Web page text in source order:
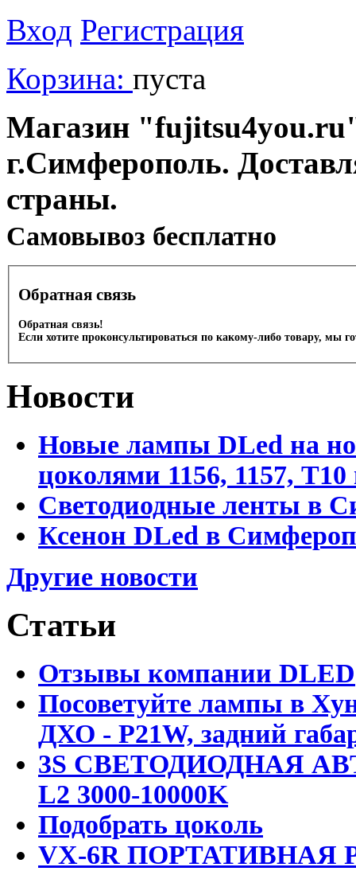
Вход Регистрация
Корзина: пуста
Магазин
г.Симферополь.
страны.
Cамовывоз бесплатно
Обратная связь
Обратная связь!
Если хотите проконсультироваться по какому-либо товару, мы
Новости
Новые лампы DLed на
цоколями 1156, 1157,
Светодиодные ленты в
Ксенон DLed в
Другие новости
Статьи
Отзывы компании DLED
Посоветуйте лампы в
ДХО - P21W, задний
3S СВЕТОДИОДНАЯ
L2 3000-10000K
Подобрать цоколь
VX-6R ПОРТАТИВНАЯ